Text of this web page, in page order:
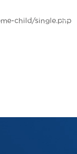
VI
child/single.php